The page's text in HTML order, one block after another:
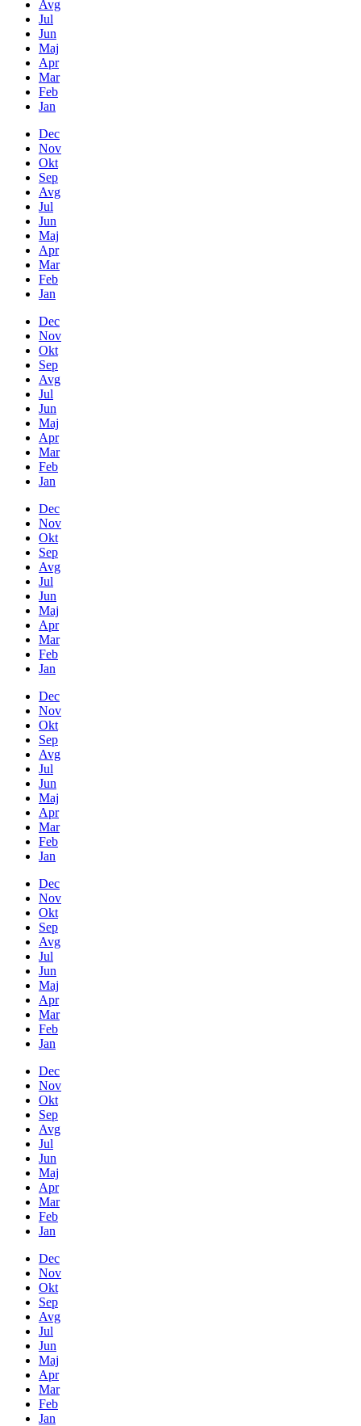
Avg
Jul
Jun
Maj
Apr
Mar
Feb
Jan
Dec
Nov
Okt
Sep
Avg
Jul
Jun
Maj
Apr
Mar
Feb
Jan
Dec
Nov
Okt
Sep
Avg
Jul
Jun
Maj
Apr
Mar
Feb
Jan
Dec
Nov
Okt
Sep
Avg
Jul
Jun
Maj
Apr
Mar
Feb
Jan
Dec
Nov
Okt
Sep
Avg
Jul
Jun
Maj
Apr
Mar
Feb
Jan
Dec
Nov
Okt
Sep
Avg
Jul
Jun
Maj
Apr
Mar
Feb
Jan
Dec
Nov
Okt
Sep
Avg
Jul
Jun
Maj
Apr
Mar
Feb
Jan
Dec
Nov
Okt
Sep
Avg
Jul
Jun
Maj
Apr
Mar
Feb
Jan